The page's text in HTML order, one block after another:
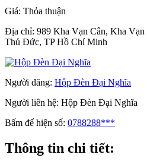
Giá: Thỏa thuận
Địa chỉ: 989 Kha Vạn Cân, Kha
Thủ Đức, TP Hồ Chí Minh
Người đăng: Hộp Đèn Đại Nghĩa
Người liên hệ: Hộp Đèn Đại Nghĩa
Bấm để hiện số: 0788288***
Thông tin chi tiết: